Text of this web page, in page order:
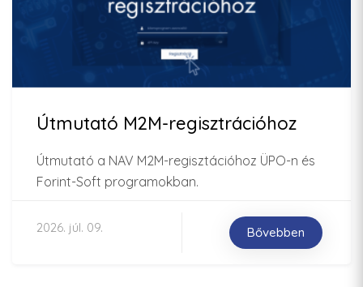
Útmutató M2M-regisztrációhoz
Útmutató a NAV M2M-regisztációhoz ÜPO-n és
Forint-Soft programokban.
2026. júl. 09. Bővebben